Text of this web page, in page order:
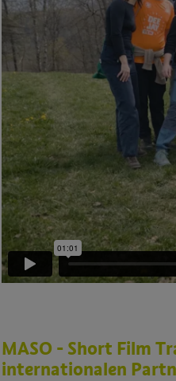
MASO - Short Film
internationalen